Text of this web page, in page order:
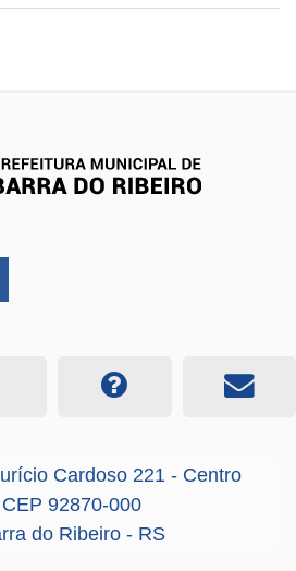
Cardoso 221 - Centro
CEP 92870-000
do Ribeiro - RS